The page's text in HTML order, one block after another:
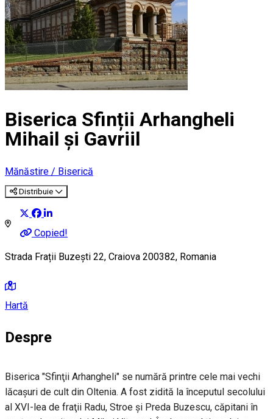
Biserica Sfinții Arhangheli
Mihail și Gavriil
Mănăstire / Biserică
Distribuie
Copied!
Strada Frații Buzești 22, Craiova 200382, Romania
Hartă
Despre
Biserica "Sfinţii Arhangheli" se numără printre cele mai vechi
lăcaşuri de cult din Oltenia. A fost zidită la începutul secolului
al XVI-lea de fraţii Radu, Stroe şi Preda Buzescu, căpitani în